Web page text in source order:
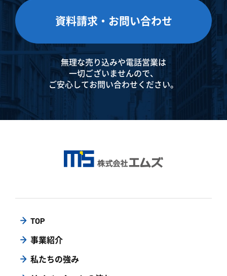
資料請求・お問い合わせ
無理な売り込みや電話営業は
一切ございませんので、
ご安心してお問い合わせください。
TOP
事業紹介
私たちの強み